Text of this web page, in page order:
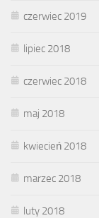
czerwiec 2019
lipiec 2018
czerwiec 2018
maj 2018
kwiecień 2018
marzec 2018
luty 2018